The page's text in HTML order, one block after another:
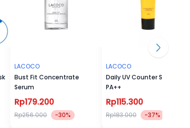
LACOCO
Bust Fit Concentrate
Serum
Rp179.200
Rp256.000 -30%
LACOCO
Daily UV Counter SPF 50
PA++
Rp115.300
Rp183.000 -37%